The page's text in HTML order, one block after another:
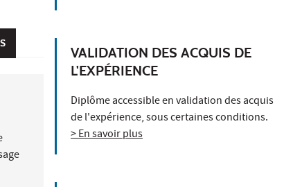
VALIDATION DES ACQUIS DE
L'EXPÉRIENCE
Diplôme accessible en validation des acquis
de l'expérience, sous certaines conditions.
> En savoir plus